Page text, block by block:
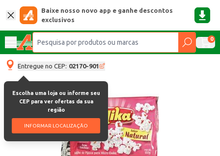
Baixe nosso novo app e ganhe descontos
exclusivos
0
Entregue no CEP: 02170-901
Escolha uma loja ou informe seu
CEP para ver ofertas da sua
região
INFORMAR LOCALIZAÇÃO